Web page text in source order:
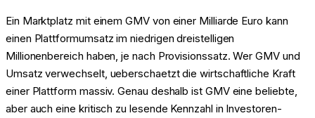
Ein Marktplatz mit einem GMV von einer Milliarde Euro kann
einen Plattformumsatz im niedrigen dreistelligen
Millionenbereich haben, je nach Provisionssatz. Wer GMV und
Umsatz verwechselt, ueberschaetzt die wirtschaftliche Kraft
einer Plattform massiv. Genau deshalb ist GMV eine beliebte,
aber auch eine kritisch zu lesende Kennzahl in Investoren-